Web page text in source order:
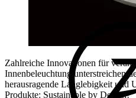
Zahlreiche Innovationen für
Innenbeleuchtung unterstreichen
herausragende Langlebigkeit und
Produkte: Sustainable by Design!